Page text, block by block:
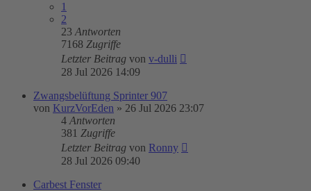
1
2
23 Antworten
7168 Zugriffe
Letzter Beitrag von v-dulli
28 Jul 2026 14:09
Zwangsbelüftung Sprinter 907
von KurzVorEden » 26 Jul 2026 23:07
4 Antworten
381 Zugriffe
Letzter Beitrag von Ronny
28 Jul 2026 09:40
Carbest Fenster